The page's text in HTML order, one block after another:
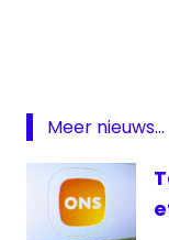
TV
SKV
SKV
Veendam
Meer nieuws...